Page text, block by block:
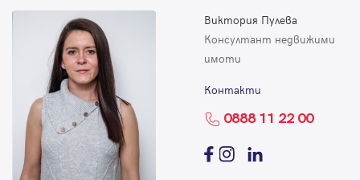
Виктория Пулева
Консултант недвижими
имоти
Контакти
0888 11 22 00